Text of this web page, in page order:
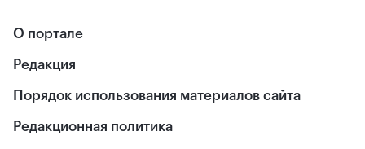
О портале
Редакция
Порядок использования материалов сайта
Редакционная политика